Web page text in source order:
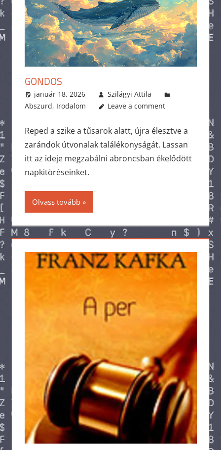
GONDOS
január 18, 2026
Szilágyi Attila
Abszurd, Irodalom Leave a comment
Reped a szike a tűsarok alatt, újra élesztve a
zarándok útvonalak találékonyságát. Lassan
itt az ideje megzabálni abroncsban ékelődött
napkitöréseinket.
Olvass tovább